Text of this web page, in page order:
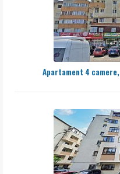
Apartament 4